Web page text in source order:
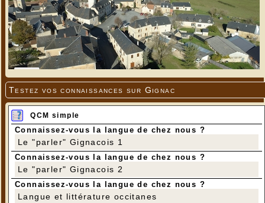
Testez vos connaissances sur Gignac
QCM simple
Connaissez-vous la langue de chez nous ?
Le "parler" Gignacois 1
Connaissez-vous la langue de chez nous ?
Le "parler" Gignacois 2
Connaissez-vous la langue de chez nous ?
Langue et littérature occitanes